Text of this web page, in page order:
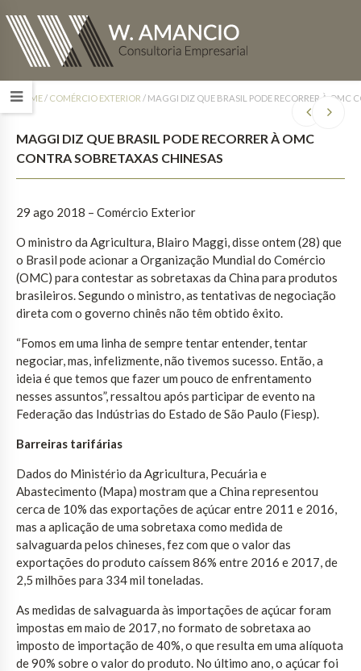
HOME/ COMÉRCIO EXTERIOR / MAGGI DIZ QUE BRASIL PODE RECORRER À OMC
MAGGI DIZ QUE BRASIL PODE RECORRER À OMC
CONTRA SOBRETAXAS CHINESAS
29 ago 2018 – Comércio Exterior
O ministro da Agricultura, Blairo Maggi, disse ontem (28) que
o Brasil pode acionar a Organização Mundial do Comércio
(OMC) para contestar as sobretaxas da China para produtos
brasileiros. Segundo o ministro, as tentativas de negociação
direta com o governo chinês não têm obtido êxito.
“Fomos em uma linha de sempre tentar entender, tentar
negociar, mas, infelizmente, não tivemos sucesso. Então, a
ideia é que temos que fazer um pouco de enfrentamento
nesses assuntos”, ressaltou após participar de evento na
Federação das Indústrias do Estado de São Paulo (Fiesp).
Barreiras tarifárias
Dados do Ministério da Agricultura, Pecuária e
Abastecimento (Mapa) mostram que a China representou
cerca de 10% das exportações de açúcar entre 2011 e 2016,
mas a aplicação de uma sobretaxa como medida de
salvaguarda pelos chineses, fez com que o valor das
exportações do produto caíssem 86% entre 2016 e 2017, de
2,5 milhões para 334 mil toneladas.
As medidas de salvaguarda às importações de açúcar foram
impostas em maio de 2017, no formato de sobretaxa ao
imposto de importação de 40%, o que resulta em uma alíquota
de 90% sobre o valor do produto. No último ano, o açúcar foi